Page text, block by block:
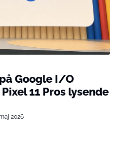
Google I/O
11 Pros lysende
2026